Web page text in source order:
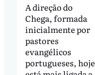
A direção do
Chega, formada
inicialmente por
pastores
evangélicos
portugueses, hoje